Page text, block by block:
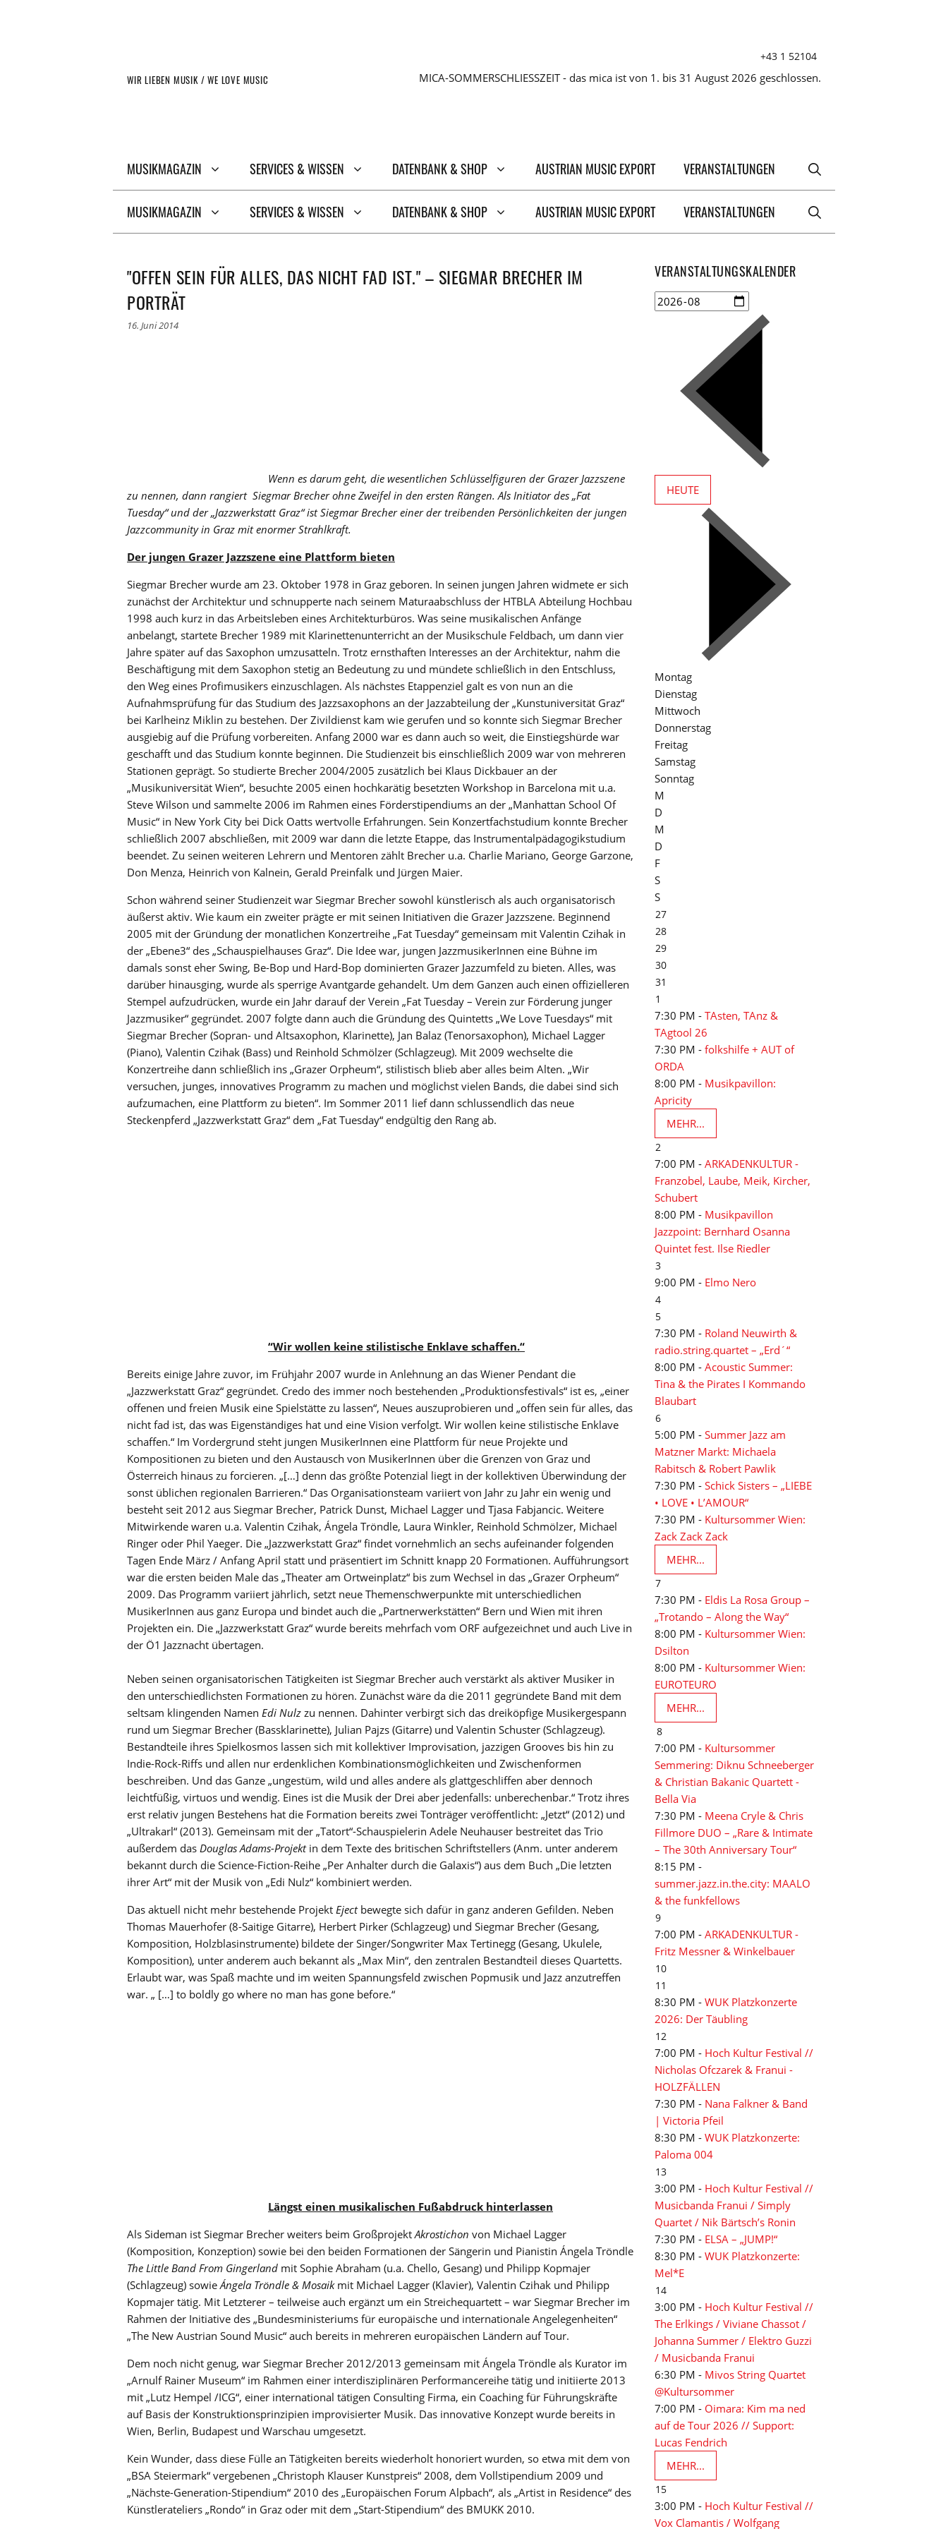
+43 1 52104
WIR LIEBEN MUSIK / WE LOVE MUSIC MICA-SOMMERSCHLIESSZEIT - das mica ist von 1. bis 31 August 2026 geschlossen.
MUSIKMAGAZIN SERVICES & WISSEN DATENBANK & SHOP AUSTRIAN MUSIC EXPORT VERANSTALTUNGEN
MUSIKMAGAZIN SERVICES & WISSEN DATENBANK & SHOP AUSTRIAN MUSIC EXPORT VERANSTALTUNGEN
"OFFEN SEIN FÜR ALLES, DAS NICHT FAD IST." – SIEGMAR BRECHER IM
PORTRÄT
16. Juni 2014
Wenn es darum geht, die wesentlichen Schlüsselfiguren der Grazer Jazzszene
zu nennen, dann rangiert Siegmar Brecher ohne Zweifel in den ersten Rängen. Als Initiator des „Fat
Tuesday“ und der „Jazzwerkstatt Graz“ ist Siegmar Brecher einer der treibenden Persönlichkeiten der jungen
Jazzcommunity in Graz mit enormer Strahlkraft.
Der jungen Grazer Jazzszene eine Plattform bieten
Siegmar Brecher wurde am 23. Oktober 1978 in Graz geboren. In seinen jungen Jahren widmete er sich
zunächst der Architektur und schnupperte nach seinem Maturaabschluss der HTBLA Abteilung Hochbau
1998 auch kurz in das Arbeitsleben eines Architekturbüros. Was seine musikalischen Anfänge
anbelangt, startete Brecher 1989 mit Klarinettenunterricht an der Musikschule Feldbach, um dann vier
Jahre später auf das Saxophon umzusatteln. Trotz ernsthaften Interesses an der Architektur, nahm die
Beschäftigung mit dem Saxophon stetig an Bedeutung zu und mündete schließlich in den Entschluss,
den Weg eines Profimusikers einzuschlagen. Als nächstes Etappenziel galt es von nun an die
Aufnahmsprüfung für das Studium des Jazzsaxophons an der Jazzabteilung der „Kunstuniversität Graz“
bei Karlheinz Miklin zu bestehen. Der Zivildienst kam wie gerufen und so konnte sich Siegmar Brecher
ausgiebig auf die Prüfung vorbereiten. Anfang 2000 war es dann auch so weit, die Einstiegshürde war
geschafft und das Studium konnte beginnen. Die Studienzeit bis einschließlich 2009 war von mehreren
Stationen geprägt. So studierte Brecher 2004/2005 zusätzlich bei Klaus Dickbauer an der
„Musikuniversität Wien“, besuchte 2005 einen hochkarätig besetzten Workshop in Barcelona mit u.a.
Steve Wilson und sammelte 2006 im Rahmen eines Förderstipendiums an der „Manhattan School Of
Music“ in New York City bei Dick Oatts wertvolle Erfahrungen. Sein Konzertfachstudium konnte Brecher
schließlich 2007 abschließen, mit 2009 war dann die letzte Etappe, das Instrumentalpädagogikstudium
beendet. Zu seinen weiteren Lehrern und Mentoren zählt Brecher u.a. Charlie Mariano, George Garzone,
Don Menza, Heinrich von Kalnein, Gerald Preinfalk und Jürgen Maier.
Schon während seiner Studienzeit war Siegmar Brecher sowohl künstlerisch als auch organisatorisch
äußerst aktiv. Wie kaum ein zweiter prägte er mit seinen Initiativen die Grazer Jazzszene. Beginnend
2005 mit der Gründung der monatlichen Konzertreihe „Fat Tuesday“ gemeinsam mit Valentin Czihak in
der „Ebene3“ des „Schauspielhauses Graz“. Die Idee war, jungen JazzmusikerInnen eine Bühne im
damals sonst eher Swing, Be-Bop und Hard-Bop dominierten Grazer Jazzumfeld zu bieten. Alles, was
darüber hinausging, wurde als sperrige Avantgarde gehandelt. Um dem Ganzen auch einen offizielleren
Stempel aufzudrücken, wurde ein Jahr darauf der Verein „Fat Tuesday – Verein zur Förderung junger
Jazzmusiker“ gegründet. 2007 folgte dann auch die Gründung des Quintetts „We Love Tuesdays“ mit
Siegmar Brecher (Sopran- und Altsaxophon, Klarinette), Jan Balaz (Tenorsaxophon), Michael Lagger
(Piano), Valentin Czihak (Bass) und Reinhold Schmölzer (Schlagzeug). Mit 2009 wechselte die
Konzertreihe dann schließlich ins „Grazer Orpheum“, stilistisch blieb aber alles beim Alten. „Wir
versuchen, junges, innovatives Programm zu machen und möglichst vielen Bands, die dabei sind sich
aufzumachen, eine Plattform zu bieten“. Im Sommer 2011 lief dann schlussendlich das neue
Steckenpferd „Jazzwerkstatt Graz“ dem „Fat Tuesday“ endgültig den Rang ab.
“Wir wollen keine stilistische Enklave schaffen.“
Bereits einige Jahre zuvor, im Frühjahr 2007 wurde in Anlehnung an das Wiener Pendant die
„Jazzwerkstatt Graz“ gegründet. Credo des immer noch bestehenden „Produktionsfestivals“ ist es, „einer
offenen und freien Musik eine Spielstätte zu lassen“, Neues auszuprobieren und „offen sein für alles, das
nicht fad ist, das was Eigenständiges hat und eine Vision verfolgt. Wir wollen keine stilistische Enklave
schaffen.“ Im Vordergrund steht jungen MusikerInnen eine Plattform für neue Projekte und
Kompositionen zu bieten und den Austausch von MusikerInnen über die Grenzen von Graz und
Österreich hinaus zu forcieren. „[…] denn das größte Potenzial liegt in der kollektiven Überwindung der
sonst üblichen regionalen Barrieren.“ Das Organisationsteam variiert von Jahr zu Jahr ein wenig und
besteht seit 2012 aus Siegmar Brecher, Patrick Dunst, Michael Lagger und Tjasa Fabjancic. Weitere
Mitwirkende waren u.a. Valentin Czihak, Ángela Tröndle, Laura Winkler, Reinhold Schmölzer, Michael
Ringer oder Phil Yaeger. Die „Jazzwerkstatt Graz“ findet vornehmlich an sechs aufeinander folgenden
Tagen Ende März / Anfang April statt und präsentiert im Schnitt knapp 20 Formationen. Aufführungsort
war die ersten beiden Male das „Theater am Ortweinplatz“ bis zum Wechsel in das „Grazer Orpheum“
2009. Das Programm variiert jährlich, setzt neue Themenschwerpunkte mit unterschiedlichen
MusikerInnen aus ganz Europa und bindet auch die „Partnerwerkstätten“ Bern und Wien mit ihren
Projekten ein. Die „Jazzwerkstatt Graz“ wurde bereits mehrfach vom ORF aufgezeichnet und auch Live in
der Ö1 Jazznacht übertagen.
Neben seinen organisatorischen Tätigkeiten ist Siegmar Brecher auch verstärkt als aktiver Musiker in
den unterschiedlichsten Formationen zu hören. Zunächst wäre da die 2011 gegründete Band mit dem
seltsam klingenden Namen Edi Nulz zu nennen. Dahinter verbirgt sich das dreiköpfige Musikergespann
rund um Siegmar Brecher (Bassklarinette), Julian Pajzs (Gitarre) und Valentin Schuster (Schlagzeug).
Bestandteile ihres Spielkosmos lassen sich mit kollektiver Improvisation, jazzigen Grooves bis hin zu
Indie-Rock-Riffs und allen nur erdenklichen Kombinationsmöglichkeiten und Zwischenformen
beschreiben. Und das Ganze „ungestüm, wild und alles andere als glattgeschliffen aber dennoch
leichtfüßig, virtuos und wendig. Eines ist die Musik der Drei aber jedenfalls: unberechenbar.“ Trotz ihres
erst relativ jungen Bestehens hat die Formation bereits zwei Tonträger veröffentlicht: „Jetzt“ (2012) und
„Ultrakarl“ (2013). Gemeinsam mit der „Tatort“-Schauspielerin Adele Neuhauser bestreitet das Trio
außerdem das Douglas Adams-Projektin dem Texte des britischen Schriftstellers (Anm. unter anderem
bekannt durch die Science-Fiction-Reihe „Per Anhalter durch die Galaxis“) aus dem Buch „Die letzten
ihrer Art“ mit der Musik von „Edi Nulz“ kombiniert werden.
Das aktuell nicht mehr bestehende Projekt Ejectbewegte sich dafür in ganz anderen Gefilden. Neben
Thomas Mauerhofer (8-Saitige Gitarre), Herbert Pirker (Schlagzeug) und Siegmar Brecher (Gesang,
Komposition, Holzblasinstrumente) bildete der Singer/Songwriter Max Tertinegg (Gesang, Ukulele,
Komposition), unter anderem auch bekannt als „Max Min“, den zentralen Bestandteil dieses Quartetts.
Erlaubt war, was Spaß machte und im weiten Spannungsfeld zwischen Popmusik und Jazz anzutreffen
war. „ […] to boldly go where no man has gone before.“
Längst einen musikalischen Fußabdruck hinterlassen
Als Sideman ist Siegmar Brecher weiters beim Großprojekt Akrostichon von Michael Lagger
(Komposition, Konzeption) sowie bei den beiden Formationen der Sängerin und Pianistin Ángela Tröndle
The Little Band From Gingerland mit Sophie Abraham (u.a. Chello, Gesang) und Philipp Kopmajer
(Schlagzeug) sowie Ángela Tröndle & Mosaikmit Michael Lagger (Klavier), Valentin Czihak und Philipp
Kopmajer tätig. Mit Letzterer – teilweise auch ergänzt um ein Streichequartett – war Siegmar Brecher im
Rahmen der Initiative des „Bundesministeriums für europäische und internationale Angelegenheiten“
„The New Austrian Sound Music“ auch bereits in mehreren europäischen Ländern auf Tour.
Dem noch nicht genug, war Siegmar Brecher 2012/2013 gemeinsam mit Ángela Tröndle als Kurator im
„Arnulf Rainer Museum“ im Rahmen einer interdisziplinären Performancereihe tätig und initiierte 2013
mit „Lutz Hempel /ICG“, einer international tätigen Consulting Firma, ein Coaching für Führungskräfte
auf Basis der Konstruktionsprinzipien improvisierter Musik. Das innovative Konzept wurde bereits in
Wien, Berlin, Budapest und Warschau umgesetzt.
Kein Wunder, dass diese Fülle an Tätigkeiten bereits wiederholt honoriert wurden, so etwa mit dem von
„BSA Steiermark“ vergebenen „Christoph Klauser Kunstpreis“ 2008, dem Vollstipendium 2009 und
„Nächste-Generation-Stipendium“ 2010 des „Europäischen Forum Alpbach“, als „Artist in Residence“ des
Künstlerateliers „Rondo“ in Graz oder mit dem „Start-Stipendium“ des BMUKK 2010.
VERANSTALTUNGSKALENDER
HEUTE
Montag
Dienstag
Mittwoch
Donnerstag
Freitag
Samstag
Sonntag
M
D
M
D
F
S
S
27
28
29
30
31
1
7:30 PM - TAsten, TAnz &
TAgtool 26
7:30 PM - folkshilfe + AUT of
ORDA
8:00 PM - Musikpavillon:
Apricity
MEHR...
2
7:00 PM - ARKADENKULTUR -
Franzobel, Laube, Meik, Kircher,
Schubert
8:00 PM - Musikpavillon
Jazzpoint: Bernhard Osanna
Quintet fest. Ilse Riedler
3
9:00 PM - Elmo Nero
4
5
7:30 PM - Roland Neuwirth &
radio.string.quartet – „Erd´“
8:00 PM - Acoustic Summer:
Tina & the Pirates I Kommando
Blaubart
6
5:00 PM - Summer Jazz am
Matzner Markt: Michaela
Rabitsch & Robert Pawlik
7:30 PM - Schick Sisters – „LIEBE
• LOVE • L’AMOUR“
7:30 PM - Kultursommer Wien:
Zack Zack Zack
MEHR...
7
7:30 PM - Eldis La Rosa Group –
„Trotando – Along the Way“
8:00 PM - Kultursommer Wien:
Dsilton
8:00 PM - Kultursommer Wien:
EUROTEURO
MEHR...
8
7:00 PM - Kultursommer
Semmering: Diknu Schneeberger
& Christian Bakanic Quartett -
Bella Via
7:30 PM - Meena Cryle & Chris
Fillmore DUO – „Rare & Intimate
– The 30th Anniversary Tour“
8:15 PM -
summer.jazz.in.the.city: MAALO
& the funkfellows
9
7:00 PM - ARKADENKULTUR -
Fritz Messner & Winkelbauer
10
11
8:30 PM - WUK Platzkonzerte
2026: Der Täubling
12
7:00 PM - Hoch Kultur Festival //
Nicholas Ofczarek & Franui -
HOLZFÄLLEN
7:30 PM - Nana Falkner & Band
| Victoria Pfeil
8:30 PM - WUK Platzkonzerte:
Paloma 004
13
3:00 PM - Hoch Kultur Festival //
Musicbanda Franui / Simply
Quartet / Nik Bärtsch’s Ronin
7:30 PM - ELSA – „JUMP!“
8:30 PM - WUK Platzkonzerte:
Mel*E
14
3:00 PM - Hoch Kultur Festival //
The Erlkings / Viviane Chassot /
Johanna Summer / Elektro Guzzi
/ Musicbanda Franui
6:30 PM - Mivos String Quartet
@Kultursommer
7:00 PM - Oimara: Kim ma ned
auf de Tour 2026 // Support:
Lucas Fendrich
MEHR...
15
3:00 PM - Hoch Kultur Festival //
Vox Clamantis / Wolfgang